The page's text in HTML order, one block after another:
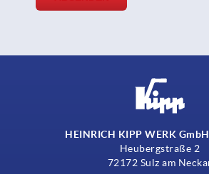
HEINRICH KIPP WERK
Heubergstraße 2
72172 Sulz am